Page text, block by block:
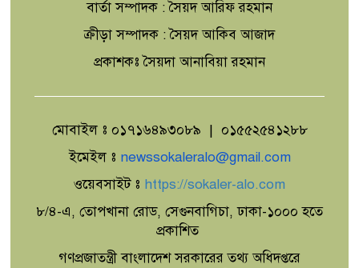
'এক মুঠো মাটির বিস্ময়'
উৎপাদন বাড়াতে না পারলে দেশের উন্নয়ন
সম্ভব নয়: এমপি রবিউল বাশার
শিরোমনি মহসেন আদর্শ সরকারি প্রাথমিক
বিদ্যালয়ে প্রধান শিক্ষক তরিকুল ইসলামের
বিদায় সংবর্ধনা
বার্তা সম্পাদক : সৈয়দ আরিফ রহমান
ক্রীড়া সম্পাদক : সৈয়দ আকিব আজাদ
প্রকাশকঃ সৈয়দা আনাবিয়া রহমান
মোবাইল ঃ ০১৭১৬৪৯৩০৮৯ | ০১৫৫২৫৪১২৮৮
ইমেইল ঃ newssokaleralo@gmail.com
ওয়েবসাইট ঃ https://sokaler-alo.com
৮/৪-এ, তোপখানা রোড, সেগুনবাগিচা, ঢাকা-১০০০ হতে
প্রকাশিত
গণপ্রজাতন্ত্রী বাংলাদেশ সরকারের তথ্য অধিদপ্তরে